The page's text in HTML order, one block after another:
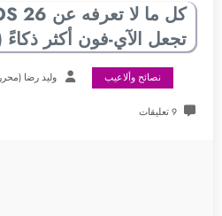
تجعل الآي-فون أكثر ذكاءً
نصائح وألاعيب وليد رضا
9 تعليقات